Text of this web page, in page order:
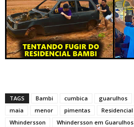
TAGS Bambi cumbica guarulhos
maia
menor pimentas Residencial
Whindersson
Whindersson em Guarulhos